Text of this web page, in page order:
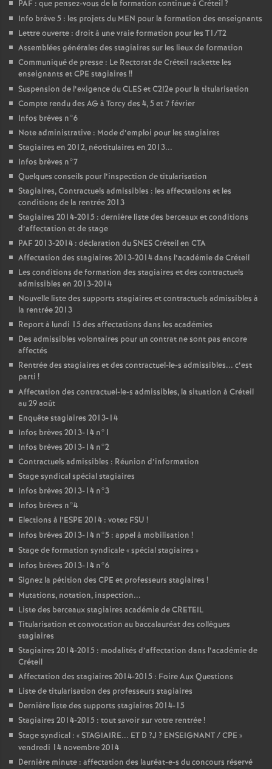
PAF : que pensez-vous de la formation continue à Créteil?
Info brève 5 : les projets du MEN pour la formation des enseignants
Lettre ouverte : droit à une vraie formation pour les T1/T2
Assemblées générales des stagiaires sur les lieux de formation
Communiqué de presse : Le Rectorat de Créteil rackette les
enseignants etCPE stagiaires !!
Suspension de l’exigence duCLESet C2I2e pour la titularisation
Compte rendu des AG à Torcy des 4, 5 et 7 février
Infos brèves n°6
Note administrative : Mode d’emploi pour les stagiaires
Stagiaires en 2012, néotitulaires en 2013...
Infos brèves n°7
Quelques conseils pour l’inspection de titularisation
Stagiaires, Contractuels admissibles : les affectations et les
conditions de la rentrée 2013
Stagiaires 2014-2015 : dernière liste des berceaux et conditions
d’affectation et de stage
PAF2013-2014 : déclaration duSNESCréteil en CTA
Affectation des stagiaires 2013-2014 dans l’académie de Créteil
Les conditions de formation des stagiaires et des contractuels
admissibles en 2013-2014
Nouvelle liste des supports stagiaires et contractuels admissibles à
la rentrée 2013
Report à lundi 15 des affectations dans les académies
Des admissibles volontaires pour un contrat ne sont pas encore
affectés
Rentrée des stagiaires et des contractuel-le-s admissibles... c’est
parti !
Affectation des contractuel-le-s admissibles, la situation à Créteil
au 29 août
Enquête stagiaires 2013-14
Infos brèves 2013-14 n°1
Infos brèves 2013-14 n°2
Contractuels admissibles : Réunion d’information
Stage syndical spécial stagiaires
Infos brèves 2013-14 n°3
Infos brèves n°4
Elections à l’ESPE 2014 : votez FSU !
Infos brèves 2013-14 n°5 : appel à mobilisation !
Stage de formation syndicale «spécial stagiaires »
Infos brèves 2013-14 n°6
Signez la pétition des CPE et professeurs stagiaires !
Mutations, notation, inspection...
Liste des berceaux stagiaires académie deCRETEIL
Titularisation et convocation au baccalauréat des collègues
stagiaires
Stagiaires 2014-2015 : modalités d’affectation dans l’académie de
Créteil
Affectation des stagiaires 2014-2015 : Foire Aux Questions
Liste de titularisation des professeurs stagiaires
Dernière liste des supports stagiaires 2014-15
Stagiaires 2014-2015 : tout savoir sur votre rentrée!
Stage syndical : «STAGIAIRE... ET D ?J ? ENSEIGNANT/CPE »
vendredi 14 novembre 2014
Dernière minute : affectation des lauréat-e-s du concours réservé